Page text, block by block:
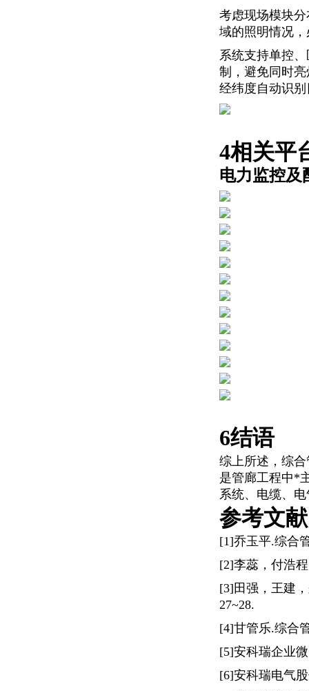
考虑现场模块
域的照明情况
系统支持单控
制，避免同时
经纬度自动识
4相关平
电力监控及
6结语
综上所述，综
是管廊工程中*
系统、电缆、
参考文献
[1]乔玉平.综合
[2]李蕊，付浩
[3]田强，王建
27~28.
[4]甘管乐.综合
[5]安科瑞企业
[6]安科瑞电气